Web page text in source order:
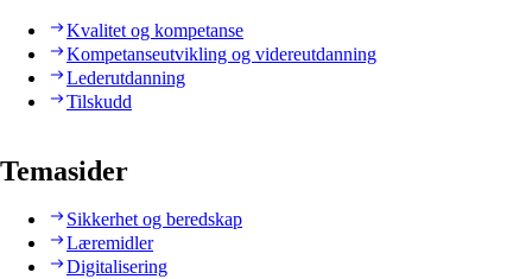
Kvalitet og kompetanse
Kompetanseutvikling og videreutdanning
Lederutdanning
Tilskudd
Temasider
Sikkerhet og beredskap
Læremidler
Digitalisering